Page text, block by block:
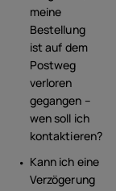
meine
Bestellung
ist auf dem
Postweg
verloren
gegangen –
wen soll ich
kontaktieren?
Kann ich eine
Verzögerung